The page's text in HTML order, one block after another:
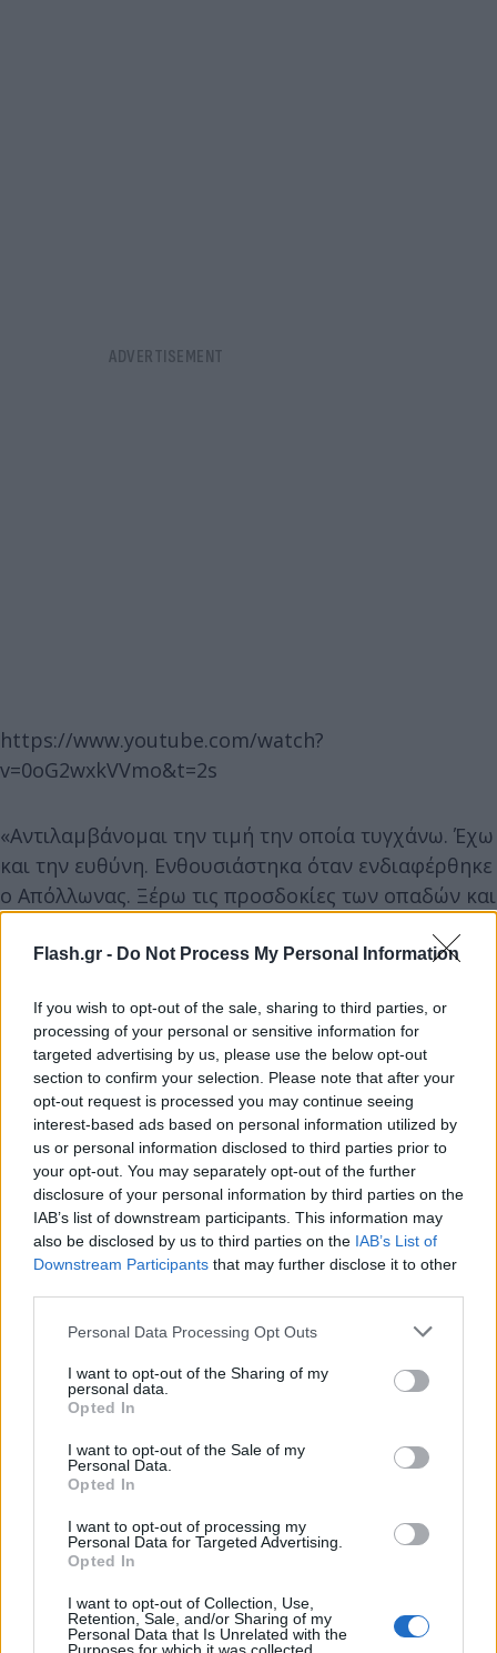
Flash.gr - Do Not Process My Personal Information
If you wish to opt-out of the sale, sharing to third parties, or
processing of your personal or sensitive information for
targeted advertising by us, please use the below opt-out
section to confirm your selection. Please note that after your
opt-out request is processed you may continue seeing
interest-based ads based on personal information utilized by
us or personal information disclosed to third parties prior to
your opt-out. You may separately opt-out of the further
disclosure of your personal information by third parties on the
IAB’s list of downstream participants. This information may
also be disclosed by us to third parties on the IAB’s List of
Downstream Participants that may further disclose it to other
Please note that this website/app uses one or more Google
not limited to your visit or usage behaviour. You may click to
grant or deny consent to Google and its third-party tags to
use your data for below specified purposes in below Google
consent section.
Personal Data Processing Opt Outs
I want to opt-out of the Sharing of my
personal data.
Opted In
I want to opt-out of the Sale of my
Personal Data.
Opted In
I want to opt-out of processing my
Personal Data for Targeted Advertising.
Opted In
I want to opt-out of Collection, Use,
Retention, Sale, and/or Sharing of my
Personal Data that Is Unrelated with the
https://www.youtube.com/watch?
v=0oG2wxkVVmo&t=2s
«Αντιλαμβάνομαι την τιμή την οποία τυγχάνω. Έχω
και την ευθύνη. Ενθουσιάστηκα όταν ενδιαφέρθηκε
ο Απόλλωνας. Ξέρω τις προσδοκίες των οπαδών και
ανταπεξέλθω. Η συγκέντρωση στην άμυνα είναι το
να έχει την μπάλα στα πόδια του αλλά το ίδιο και
σε εμάς. Σημαντικό για εμάς να είμαστε
ανταγωνιστικοί. Θέλουμε να πάμε στην Ελλάδα με
ένα καλό αποτέλεσμα», ήταν τα λόγια του Νταβίδ
Καταλά.